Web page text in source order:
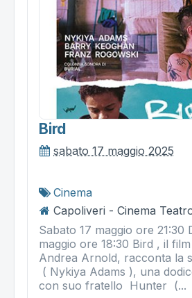
Bird
sabato 17 maggio 2025
Cinema
Capoliveri - Cinema
Sabato 17 maggio ore 21:30
maggio ore 18:30 Bird , il
Andrea Arnold, racconta la
( Nykiya Adams ), una
con suo fratello Hunter (...